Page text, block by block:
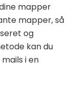
mapper
mapper, så
og
kan du
i en